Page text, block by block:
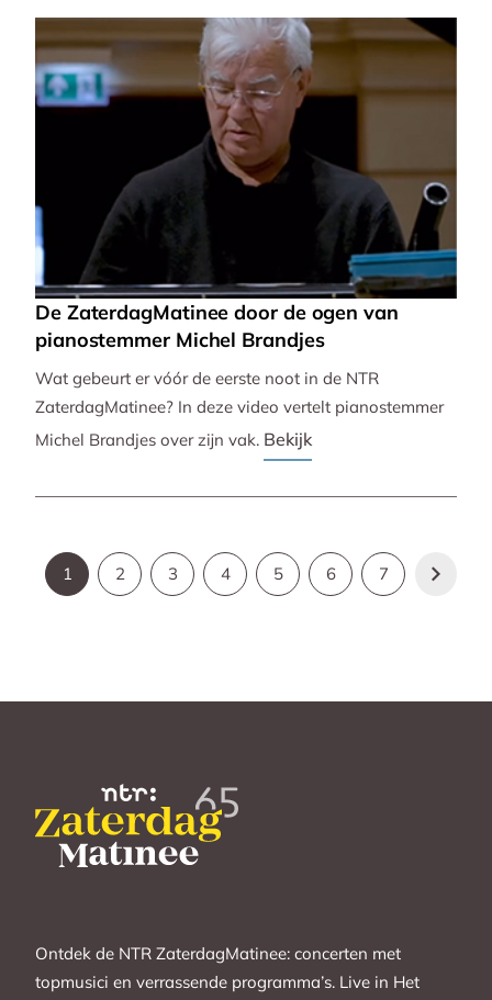
De ZaterdagMatinee door de ogen van
pianostemmer Michel Brandjes
Wat gebeurt er vóór de eerste noot in de NTR
ZaterdagMatinee? In deze video vertelt pianostemmer
Michel Brandjes over zijn vak. Bekijk
1 2 3 4 5 6 7
Ontdek de NTR ZaterdagMatinee: concerten met
topmusici en verrassende programma’s. Live in Het